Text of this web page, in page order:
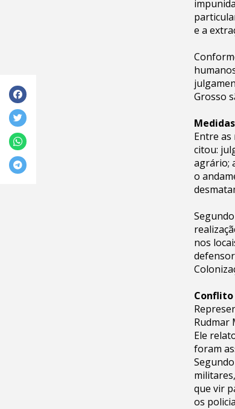
e a
Grosso
Medidas
Entre as
citou:
agrário;
o
nos
Conflito
Rudmar
Ele
foram
que vir
os